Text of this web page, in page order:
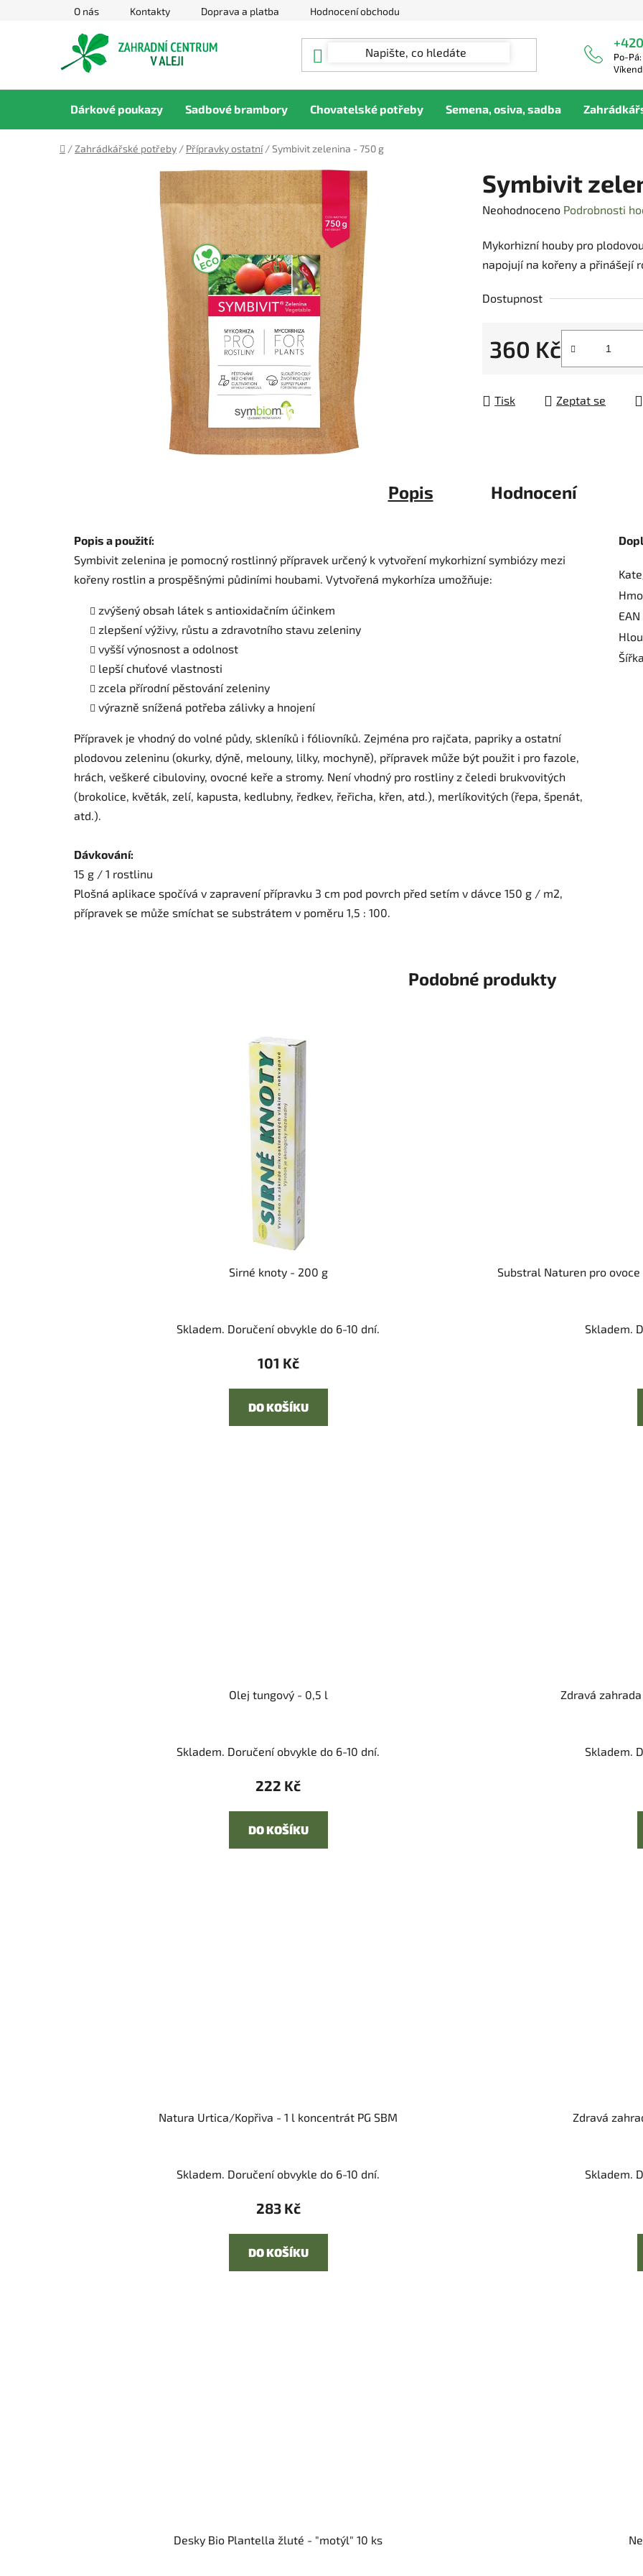
O nás Kontakty Doprava a platba Hodnocení obchodu
Po-
Dárkové poukazy Sadbové brambory Chovatelské potřeby Semena, osiva, sadba
Domů
/ Zahrádkářské potřeby / Přípravky ostatní /Symbivit zelenina - 750 g
Symbivit
Průměrné
produktu
je
z
hvězdiček.
Neohodnoceno Podrobnosti
Mykorhizní houby pro
napojují na kořeny a přinášejí
Dostupnost
360 Kč
Tisk Zeptat se
Popis Hodnocení
Popis a použití:
Symbivit zelenina je pomocný rostlinný přípravek určený k vytvoření mykorhizní symbiózy mezi
kořeny rostlin a prospěšnými půdiními houbami. Vytvořená mykorhíza umožňuje:
zvýšený obsah látek s antioxidačním účinkem
zlepšení výživy, růstu a zdravotního stavu zeleniny
vyšší výnosnost a odolnost
lepší chuťové vlastnosti
zcela přírodní pěstování zeleniny
výrazně snížená potřeba zálivky a hnojení
Přípravek je vhodný do volné půdy, skleníků i fóliovníků. Zejména pro rajčata, papriky a ostatní
plodovou zeleninu (okurky, dýně, melouny, lilky, mochyně), přípravek může být použit i pro fazole,
hrách, veškeré cibuloviny, ovocné keře a stromy. Není vhodný pro rostliny z čeledi brukvovitých
(brokolice, květák, zelí, kapusta, kedlubny, ředkev, řeřicha, křen, atd.), merlíkovitých (řepa, špenát,
atd.).
Dávkování:
15 g / 1 rostlinu
Plošná aplikace spočívá v zapravení přípravku 3 cm pod povrch před setím v dávce 150 g / m2,
přípravek se může smíchat se substrátem v poměru 1,5 : 100.
EAN
Podobné produkty
Sirné knoty - 200 g
Skladem. Doručení obvykle do 6-10 dní.
101 Kč
DO KOŠÍKU
Substral Naturen pro ovoce
Skladem.
Olej tungový - 0,5 l
Skladem. Doručení obvykle do 6-10 dní.
222 Kč
DO KOŠÍKU
Zdravá
Skladem.
Natura Urtica/Kopřiva - 1 l koncentrát PG SBM
Skladem. Doručení obvykle do 6-10 dní.
283 Kč
DO KOŠÍKU
Zdravá
Skladem.
Desky Bio Plantella žluté - "motýl" 10 ks